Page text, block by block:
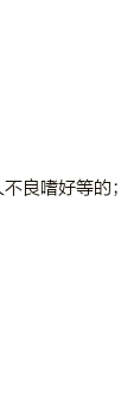
良嗜好等的；